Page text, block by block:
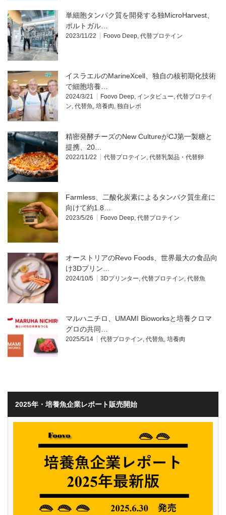
単細胞タンパク質を開発する独MicroHarvest、
ポルトガル…
2023/11/22 Foovo Deep, 代替プロテイン
イスラエルのMarineXcell、独自の核初期化技術
で細胞培養…
2024/3/21 Foovo Deep, インタビュー, 代替プロテイ
ン, 代替魚, 培養肉, 独自レポ
精密発酵チーズのNew CultureがCJ第一製糖と
提携、20…
2022/11/22 代替プロテイン, 代替乳製品・代替卵
Farmless、二酸化炭素によるタンパク質生産に
向けて約1.8…
2023/5/26 Foovo Deep, 代替プロテイン
オーストリアのRevo Foods、世界最大の食品向
け3Dプリン…
2024/10/5 3Dプリンター, 代替プロテイン, 代替魚
マルハニチロ、UMAMI Bioworksと培養クロマ
グロの共同…
2025/5/14 代替プロテイン, 代替魚, 培養肉
2025年・培養魚企業レポート販売開始